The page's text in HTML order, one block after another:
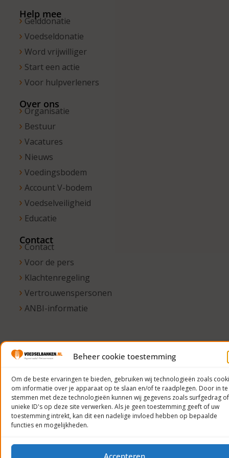
Beheer cookie toestemming
Om de beste ervaringen te bieden, gebruiken wij technologieën zoals
om informatie over je apparaat op te slaan en/of te raadplegen. Door in te
stemmen met deze technologieën kunnen wij gegevens zoals surfgedrag of
unieke ID's op deze site verwerken. Als je geen toestemming geeft of uw
toestemming intrekt, kan dit een nadelige invloed hebben op bepaalde
functies en mogelijkheden.
Accepteren
Help mee
Gelddonatie
Voedseldonatie
Word vrijwilliger
Start een actie
Voor hulpverleners
Over ons
Organisatie
Bestuur
Vacatures
Nieuws
Voedingsbodem
Account V-bodem
Voedselveiligheid
Educatie
Contact
Contact
Voor de pers
Klachtenregeling
Vertrouwenspersonen
ANBI-informatie
© 2023
Nederland
Privacyverklaring